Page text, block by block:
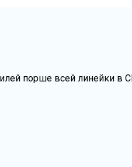
порше всей линейки